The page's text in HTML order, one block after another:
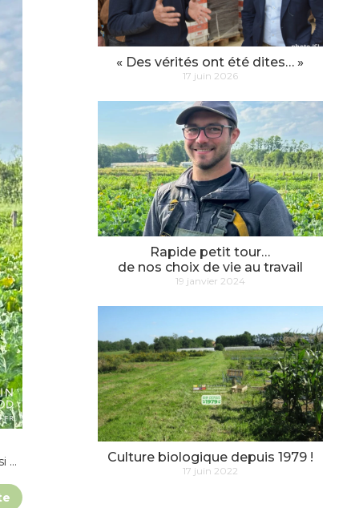
…
« Des vérités ont été dites… »
17 juin 2026
Rapide petit tour…
de nos choix de vie au travail
19 janvier 2024
Culture biologique depuis 1979 !
17 juin 2022